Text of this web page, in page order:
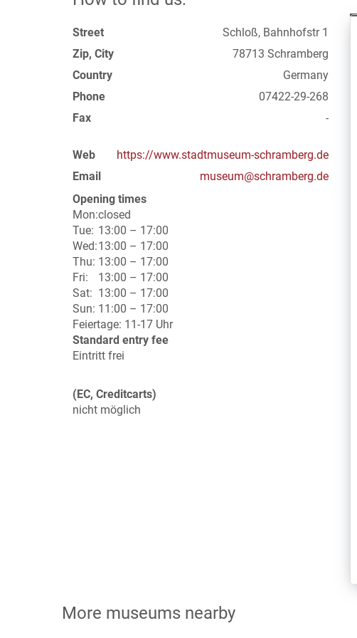
Street
Schloß, Bahnhofstr 1
Zip, City
78713 Schramberg
Country
Germany
Phone
07422-29-268
Fax
-
Web
https://www.stadtmuseum-schramberg.de
Email
museum@schramberg.de
Opening times
Mon:closed
Tue: 13:00 – 17:00
Wed:13:00 – 17:00
Thu: 13:00 – 17:00
Fri:
13:00 – 17:00
Sat: 13:00 – 17:00
Sun: 11:00 – 17:00
Feiertage: 11-17 Uhr
Standard entry fee
Eintritt frei
(EC, Creditcarts)
nicht möglich
More museums nearby